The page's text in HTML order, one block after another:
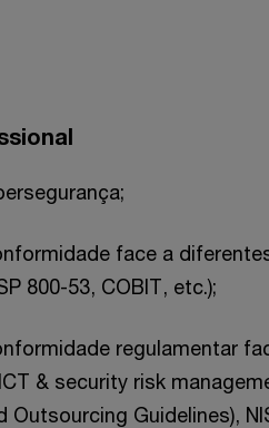
face a
800-53, COBIT, etc.);
regulamentar
& security risk
Outsourcing Guidelines),